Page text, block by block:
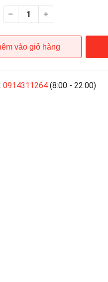
vào giỏ hàng
0914311264 (8:00 - 22:00)